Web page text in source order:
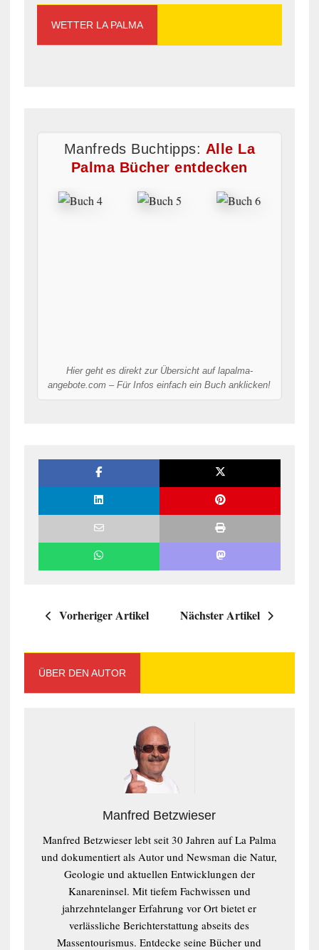
WETTER LA PALMA
Manfreds Buchtipps: Alle La
Palma Bücher entdecken
Hier geht es direkt zur Übersicht auf lapalma-
angebote.com – Für Infos einfach ein Buch anklicken!
Vorheriger Artikel Nächster Artikel
ÜBER DEN AUTOR
Manfred Betzwieser
Manfred Betzwieser lebt seit 30 Jahren auf La Palma
und dokumentiert als Autor und Newsman die Natur,
Geologie und aktuellen Entwicklungen der
Kanareninsel. Mit tiefem Fachwissen und
jahrzehntelanger Erfahrung vor Ort bietet er
verlässliche Berichterstattung abseits des
Massentourismus. Entdecke seine Bücher und